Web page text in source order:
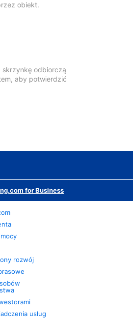
obiekt.
skrzynkę odbiorczą
aby potwierdzić
for Business
rozwój
usług